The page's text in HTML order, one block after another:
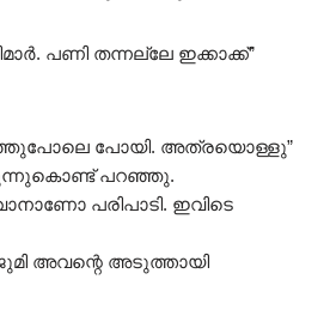
പണി തന്നല്ലേ ഇക്കാക്ക്”
പോയി. അത്രയൊള്ളു”
പറഞ്ഞു.
പരിപാടി. ഇവിടെ
അവന്റെ അടുത്തായി